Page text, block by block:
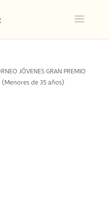
JÓVENES GRAN PREMIO
(Menores de 35 años)